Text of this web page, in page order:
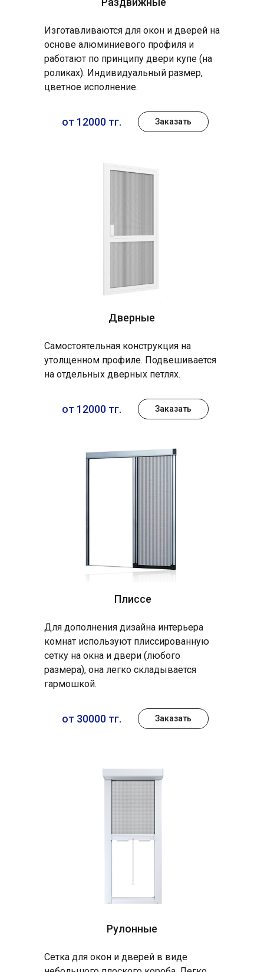
Дверные
Плиссе
Изготавливаются для окон и дверей на
основе алюминиевого профиля и
работают по принципу двери купе (на
роликах). Индивидуальный размер,
цветное исполнение.
Самостоятельная конструкция на
утолщенном профиле. Подвешивается
на отдельных дверных петлях.
Для дополнения дизайна интерьера
комнат используют плиссированную
сетку на окна и двери (любого
размера), она легко складывается
гармошкой.
от 12000 тг.
от 12000 тг.
от 30000 тг.
Заказать
Заказать
Заказать
Рулонные
Сетка для окон и дверей в виде